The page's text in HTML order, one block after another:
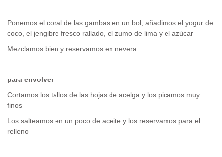
Ponemos el coral de las gambas en un bol, añadimos el yogur de
coco, el jengibre fresco rallado, el zumo de lima y el azúcar
Mezclamos bien y reservamos en nevera
para envolver
Cortamos los tallos de las hojas de acelga y los picamos muy
finos
Los salteamos en un poco de aceite y los reservamos para el
relleno